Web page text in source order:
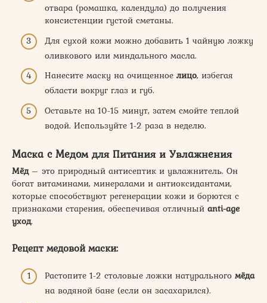
отвара (ромашка, календула) до получения
консистенции густой сметаны.
Для сухой кожи можно добавить 1 чайную ложку
оливкового или миндального масла.
Нанесите маску на очищенное лицо, избегая
области вокруг глаз и губ.
Оставьте на 10-15 минут, затем смойте теплой
водой. Используйте 1-2 раза в неделю.
Маска с Медом для Питания и Увлажнения
Мёд– это природный антисептик и увлажнитель. Он
богат витаминами, минералами и антиоксидантами,
которые способствуют регенерации кожи и борются с
признаками старения, обеспечивая отличный anti-age
уход.
Рецепт медовой маски:
Растопите 1-2 столовые ложки натурального мёда
на водяной бане (если он засахарился).